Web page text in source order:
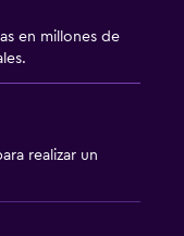
en millones de
realizar un